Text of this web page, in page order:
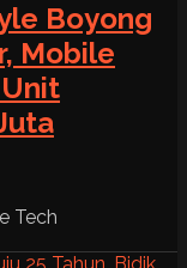
Boyong
Mobile
Tech